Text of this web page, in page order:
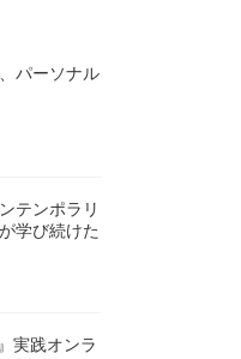
パーソナル
テンポラリ
学び続けた
実践オンラ